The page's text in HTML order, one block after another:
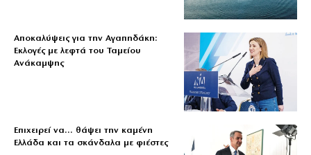
Αποκαλύψεις για την Αγαπηδάκη:
Εκλογές με λεφτά του Ταμείου
Ανάκαμψης
Επιχειρεί να… θάψει την καμένη
Ελλάδα και τα σκάνδαλα με φιέστες